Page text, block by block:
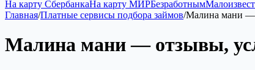
На карту СбербанкаНа карту МИРБезработным
Главная/Платные сервисы подбора займов/Малина мани —
Малина мани — отзывы,